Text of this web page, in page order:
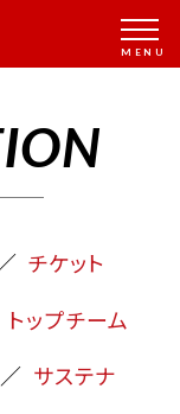
チケット
トップチーム
サステナ